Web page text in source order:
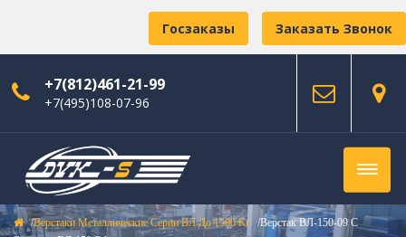
Заказать Звонок
Госзаказы
+7(812)461-21-99
+7(495)108-07-96
Верстаки Металлические Серии ВЛ До 1500 Кг
Верстак ВЛ-150-09 С